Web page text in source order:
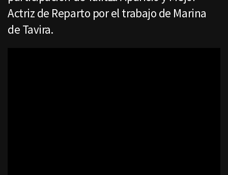
Actriz de Reparto por el trabajo de Marina
de Tavira.